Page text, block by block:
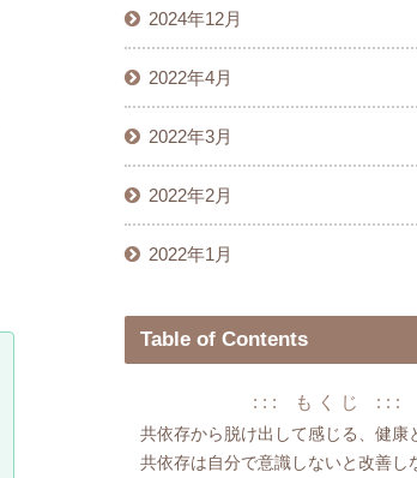
2024年12月
2022年4月
2022年3月
2022年2月
2022年1月
Table of Contents
: : : も く じ : : :
共依存から脱け出して感じる、健康
共依存は自分で意識しないと改善し